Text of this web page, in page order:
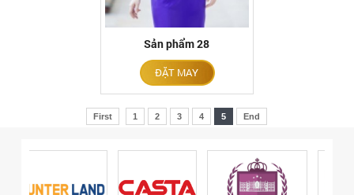
Sản phẩm 28
ĐẶT MAY
First 1 2 3 4 5 End